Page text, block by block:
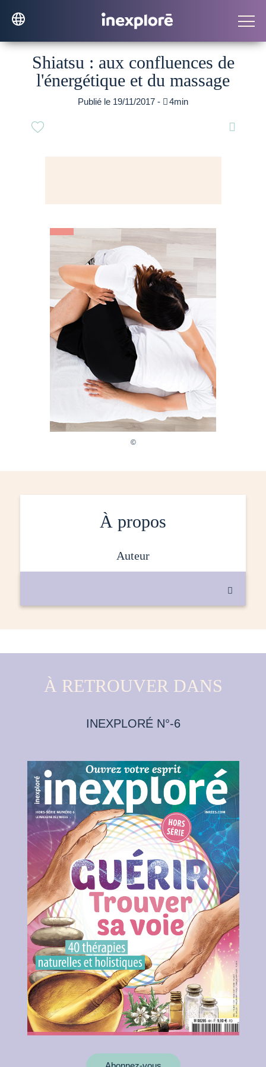
Shiatsu : aux confluences de
l'énergétique et du massage
Publié le 19/11/2017 - 4min

À propos
auteur

À RETROUVER DANS
INEXPLORÉ N°-6